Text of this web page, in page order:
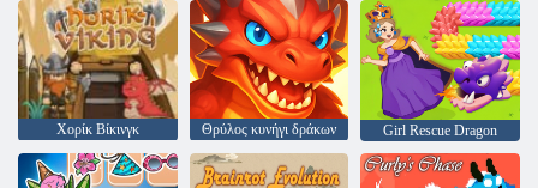
Χορίκ Βίκινγκ Θρύλος κυνήγι δράκων Girl Rescue Dragon